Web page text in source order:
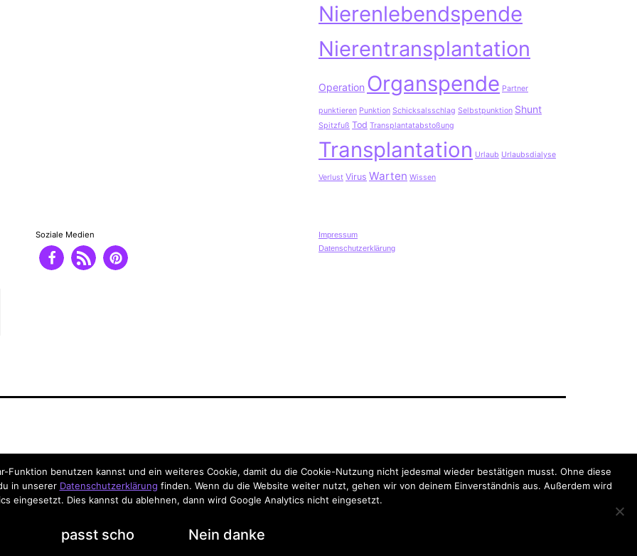
Nierenlebendspende
Nierentransplantation
Operation Organspende Partner
punktieren Punktion Schicksalsschlag Selbstpunktion Shunt
Spitzfuß Tod Transplantatabstoßung
Transplantation Urlaub Urlaubsdialyse
Verlust Virus Warten Wissen
Soziale Medien
Impressum
Datenschutzerklärung
Datenschutzerklärung
Funktion benutzen kannst und ein weiteres Cookie, damit du die Cookie-Nutzung nicht jedesmal wieder bestätigen musst. Ohne diese
in unserer Datenschutzerklärung finden. Wenn du die Website weiter nutzt, gehen wir von deinem Einverständnis aus. Außerdem wird
eingesetzt. Dies kannst du ablehnen, dann wird Google Analytics nicht eingesetzt.
passt scho Nein danke